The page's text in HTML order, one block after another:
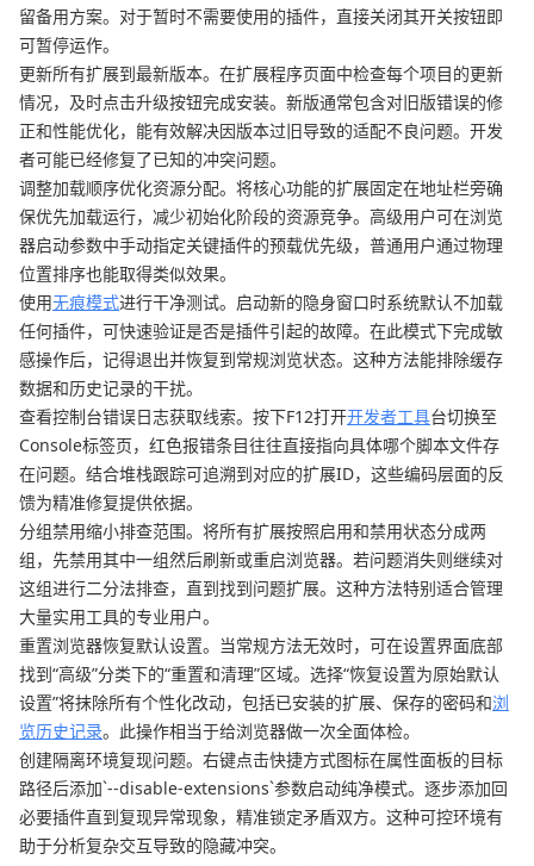
留备用方案。对于暂时不需要使用的插件，直接关闭其开关按钮即
可暂停运作。
更新所有扩展到最新版本。在扩展程序页面中检查每个项目的更新
情况，及时点击升级按钮完成安装。新版通常包含对旧版错误的修
正和性能优化，能有效解决因版本过旧导致的适配不良问题。开发
者可能已经修复了已知的冲突问题。
调整加载顺序优化资源分配。将核心功能的扩展固定在地址栏旁确
保优先加载运行，减少初始化阶段的资源竞争。高级用户可在浏览
器启动参数中手动指定关键插件的预载优先级，普通用户通过物理
位置排序也能取得类似效果。
使用无痕模式进行干净测试。启动新的隐身窗口时系统默认不加载
任何插件，可快速验证是否是插件引起的故障。在此模式下完成敏
感操作后，记得退出并恢复到常规浏览状态。这种方法能排除缓存
数据和历史记录的干扰。
查看控制台错误日志获取线索。按下F12打开开发者工具台切换至
Console标签页，红色报错条目往往直接指向具体哪个脚本文件存
在问题。结合堆栈跟踪可追溯到对应的扩展ID，这些编码层面的反
馈为精准修复提供依据。
分组禁用缩小排查范围。将所有扩展按照启用和禁用状态分成两
组，先禁用其中一组然后刷新或重启浏览器。若问题消失则继续对
这组进行二分法排查，直到找到问题扩展。这种方法特别适合管理
大量实用工具的专业用户。
重置浏览器恢复默认设置。当常规方法无效时，可在设置界面底部
找到“高级”分类下的“重置和清理”区域。选择“恢复设置为原始默认
设置”将抹除所有个性化改动，包括已安装的扩展、保存的密码和浏
览历史记录。此操作相当于给浏览器做一次全面体检。
创建隔离环境复现问题。右键点击快捷方式图标在属性面板的目标
路径后添加`--disable-extensions`参数启动纯净模式。逐步添加回
必要插件直到复现异常现象，精准锁定矛盾双方。这种可控环境有
助于分析复杂交互导致的隐藏冲突。